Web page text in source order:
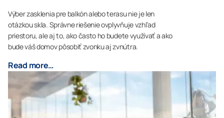
Výber zasklenia pre balkón alebo terasu nie je len
otázkou skla. Správne riešenie ovplyvňuje vzhľad
priestoru, ale aj to, ako často ho budete využívať a ako
bude váš domov pôsobiť zvonku aj zvnútra.
Read more…